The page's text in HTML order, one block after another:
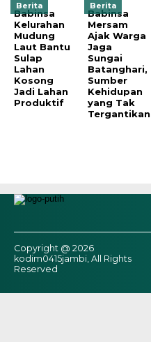
Berita
Babinsa
Kelurahan
Mudung
Laut Bantu
Sulap
Lahan
Kosong
Jadi Lahan
Produktif
Berita
Babinsa
Mersam
Ajak Warga
Jaga
Sungai
Batanghari,
Sumber
Kehidupan
yang Tak
Tergantikan
Copyright @ 2026
kodim0415jambi, All Rights
Reserved